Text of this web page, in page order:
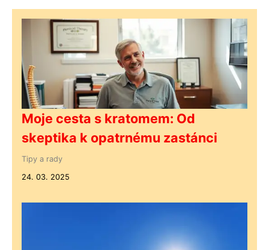
Moje cesta s kratomem: Od
skeptika k opatrnému zastánci
Tipy a rady
24. 03. 2025